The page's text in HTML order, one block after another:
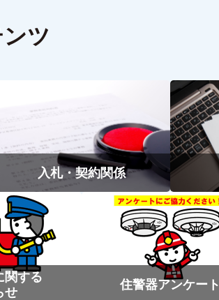
ツ
入札・契約関係
関する
せ
住警器アンケート